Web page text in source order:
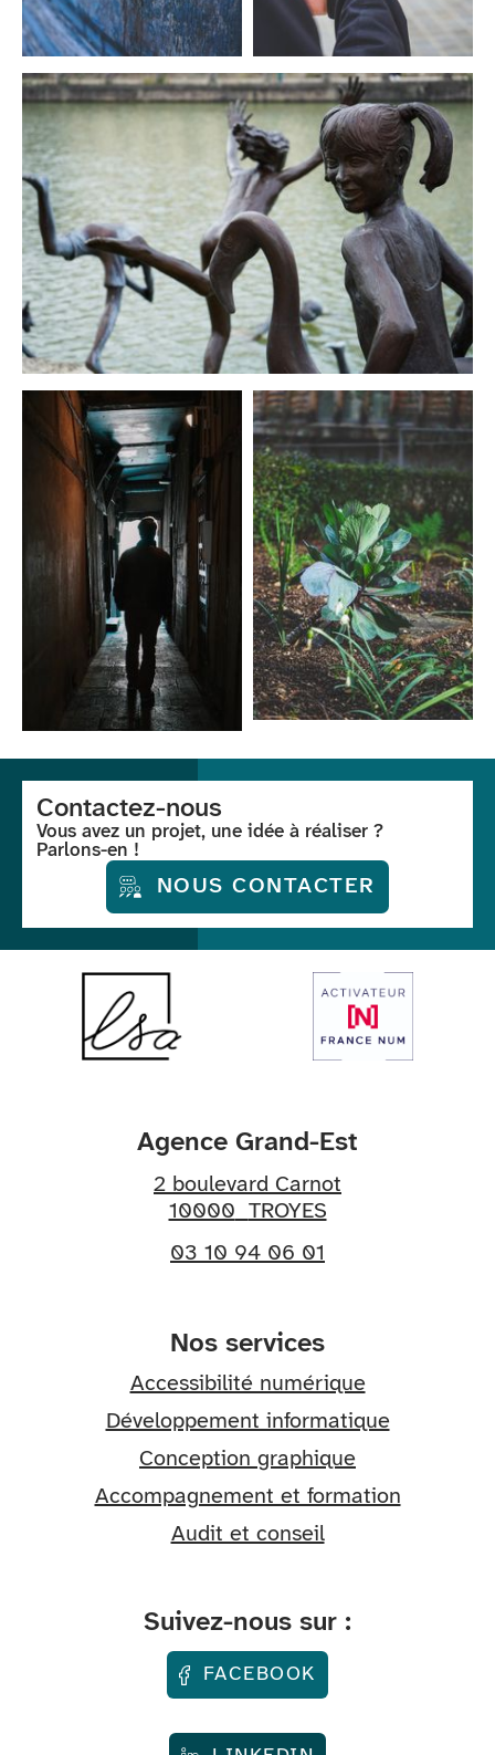
Contactez-nous
Vous avez un projet, une idée à réaliser ?
Parlons-en !
NOUS CONTACTER
Agence Grand-Est
2 boulevard Carnot
10000
TROYES
03 10 94 06 01
Nos services
Accessibilité numérique
Développement informatique
Conception graphique
Accompagnement et formation
Audit et conseil
Suivez-nous sur :
FACEBOOK